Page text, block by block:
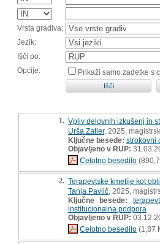
Vrsta gradiva:
Jezik:
Išči po:
Opcije:
Prikaži samo zadetke s
1. Vpliv delovnih izkušenj in
Urša Zatler, 2025,
Ključne besede: strokovni
Objavljeno v RUP:
Celotno besedilo
2. Terapevtske kmetije kot
Tanja Pavlič , 2025,
Ključne besede:
institucionalna podpora
Objavljeno v RUP:
Celotno besedilo (1,87